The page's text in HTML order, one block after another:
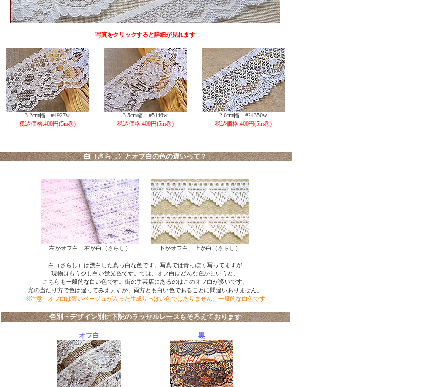
写真をクリックすると詳細が見れます
3.2cm幅 #4927w
税込価格:400円(5m巻)
3.5cm幅 #5146w
税込価格:400円(5m巻)
2.0cm幅 #24350w
税込価格:400円(5m巻)
白（さらし）とオフ白の色の違いって？
左がオフ白、右が白（さらし） 下がオフ白、上が白（さらし）
白（さらし）は漂白した真っ白な色です。写真では青っぽく写ってますが
現物はもう少し白い蛍光色です。では、オフ白はどんな色かというと、
こちらも一般的な白い色です。街の手芸店にあるのはこのオフ白が多いです。
光の当たり方で色は違ってみえますが、両方とも白い色であることに間違いありません。
※注意 オフ白は薄いベージュが入った生成りっぽい色ではありません。一般的な白色です
色別・デザイン別に下記のラッセルレースもそろえております
オフ白 黒